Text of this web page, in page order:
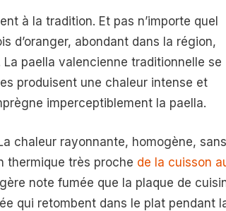
à la tradition. Et pas n’importe quel
d’oranger, abondant dans la région,
paella valencienne traditionnelle se
produisent une chaleur intense et
imperceptiblement la paella.
chaleur rayonnante, homogène, sans
thermique très proche de la cuisson
note fumée que la plaque de
qui retombent dans le plat pendant